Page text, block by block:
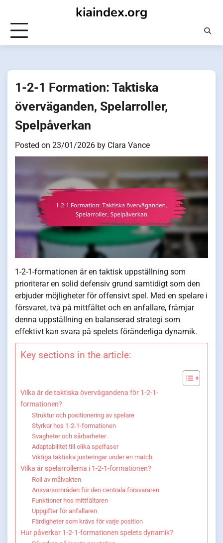
content
kiaindex.org
1-2-1 Formation: Taktiska
överväganden, Spelarroller,
Spelpåverkan
Posted on 23/01/2026 by Clara Vance
1-2-1-formationen är en taktisk uppställning som
prioriterar en solid defensiv grund samtidigt som den
erbjuder möjligheter för offensivt spel. Med en spelare i
försvaret, två på mittfältet och en anfallare, främjar
denna uppställning en balanserad strategi som
effektivt kan svara på spelets föränderliga dynamik.
Key sections in the article:
Vilka är de taktiska övervägandena för 1-2-1-
formationen?
Struktur och positionering av spelare
Styrkor hos 1-2-1-formationen
Svagheter och sårbarheter
Adaptabilitet till olika spelfaser
Viktiga taktiska justeringar under en match
Vilka är spelarrollerna i 1-2-1-formationen?
Roll av målvakten
Ansvarsområden för den centrala försvararen
Funktioner hos mittfältaren
Uppgifter för anfallaren
Färdigheter som krävs för varje position
Hur påverkar 1-2-1-formationen spelets dynamik?